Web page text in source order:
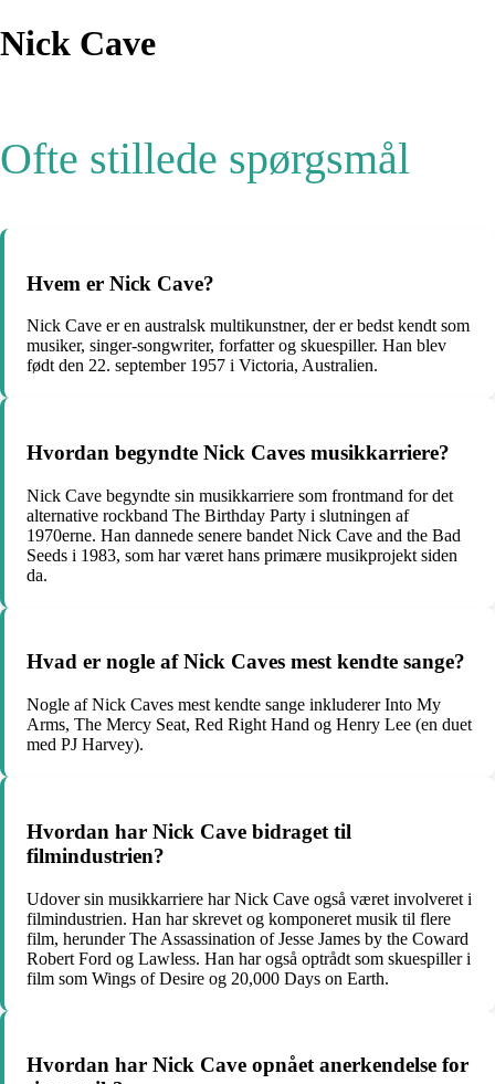
Nick Cave
Ofte stillede spørgsmål
Hvem er Nick Cave?
Nick Cave er en australsk multikunstner, der er bedst kendt som
musiker, singer-songwriter, forfatter og skuespiller. Han blev
født den 22. september 1957 i Victoria, Australien.
Hvordan begyndte Nick Caves musikkarriere?
Nick Cave begyndte sin musikkarriere som frontmand for det
alternative rockband The Birthday Party i slutningen af
1970erne. Han dannede senere bandet Nick Cave and the Bad
Seeds i 1983, som har været hans primære musikprojekt siden
da.
Hvad er nogle af Nick Caves mest kendte sange?
Nogle af Nick Caves mest kendte sange inkluderer Into My
Arms, The Mercy Seat, Red Right Hand og Henry Lee (en duet
med PJ Harvey).
Hvordan har Nick Cave bidraget til
filmindustrien?
Udover sin musikkarriere har Nick Cave også været involveret i
filmindustrien. Han har skrevet og komponeret musik til flere
film, herunder The Assassination of Jesse James by the Coward
Robert Ford og Lawless. Han har også optrådt som skuespiller i
film som Wings of Desire og 20,000 Days on Earth.
Hvordan har Nick Cave opnået anerkendelse for